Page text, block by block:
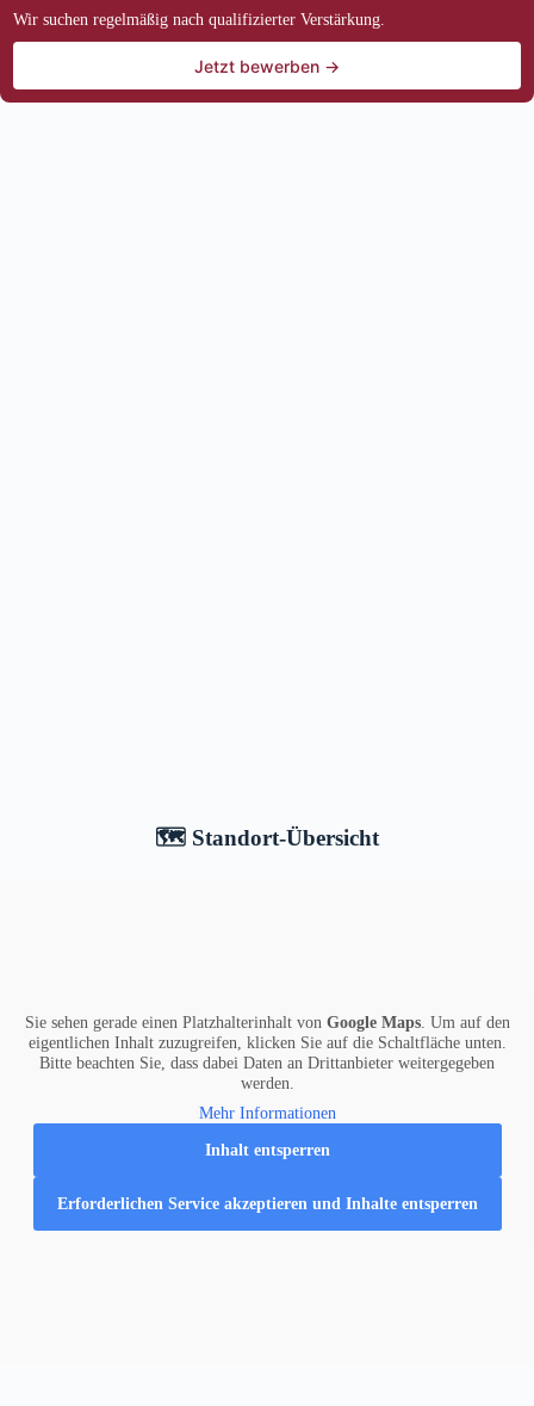
Wir suchen regelmäßig nach qualifizierter Verstärkung.
Jetzt bewerben →
🗺️ Standort-Übersicht
Sie sehen gerade einen Platzhalterinhalt von Google Maps. Um auf den
eigentlichen Inhalt zuzugreifen, klicken Sie auf die Schaltfläche unten.
Bitte beachten Sie, dass dabei Daten an Drittanbieter weitergegeben
werden.
Mehr Informationen
Inhalt entsperren
Erforderlichen Service akzeptieren und Inhalte entsperren